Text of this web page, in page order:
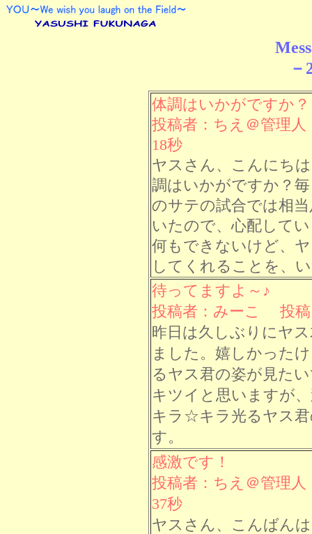
－
体調はいかがですか？
投稿者：ちえ＠管理
18秒
ヤスさん、こんにち
調はいかがですか？
のサテの試合では相
いたので、心配して
何もできないけど、
してくれることを、
待ってますよ～♪
投稿者：みーこ 投稿
昨日は久しぶりにヤ
ました。嬉しかった
るヤス君の姿が見た
キツイと思いますが
キラ☆キラ光るヤス
す。
感激です！
投稿者：ちえ＠管理
37秒
ヤスさん、こんばん